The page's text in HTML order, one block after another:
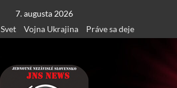
7. augusta 2026
Svet Vojna Ukrajina Práve sa deje